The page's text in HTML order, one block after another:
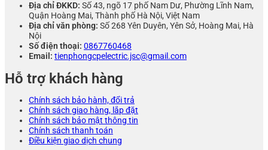
Địa chỉ ĐKKD: Số 43, ngõ 17 phố Nam Dư, Phường Lĩnh Nam,
Quận Hoàng Mai, Thành phố Hà Nội, Việt Nam
Địa chỉ văn phòng: Số 268 Yên Duyên, Yên Sở, Hoàng Mai, Hà
Nội
Số điện thoại: 0867760468
Email: tienphongcpelectric.jsc@gmail.com
Hỗ trợ khách hàng
Chính sách bảo hành, đổi trả
Chính sách giao hàng, lắp đặt
Chính sách bảo mật thông tin
Chính sách thanh toán
Điều kiện giao dịch chung